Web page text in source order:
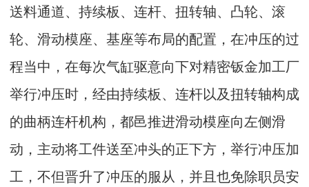
送料通道、持续板、连杆、扭转轴、凸轮、滚
轮、滑动模座、基座等布局的配置，在冲压的过
程当中，在每次气缸驱意向下对精密钣金加工厂
举行冲压时，经由持续板、连杆以及扭转轴构成
的曲柄连杆机构，都邑推进滑动模座向左侧滑
动，主动将工件送至冲头的正下方，举行冲压加
工，不但晋升了冲压的服从，并且也免除职员安